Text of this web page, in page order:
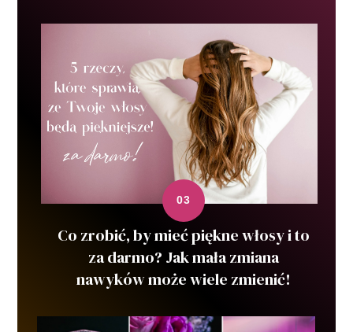
Co zrobić, by mieć piękne włosy i to
za darmo? Jak mała zmiana
nawyków może wiele zmienić!